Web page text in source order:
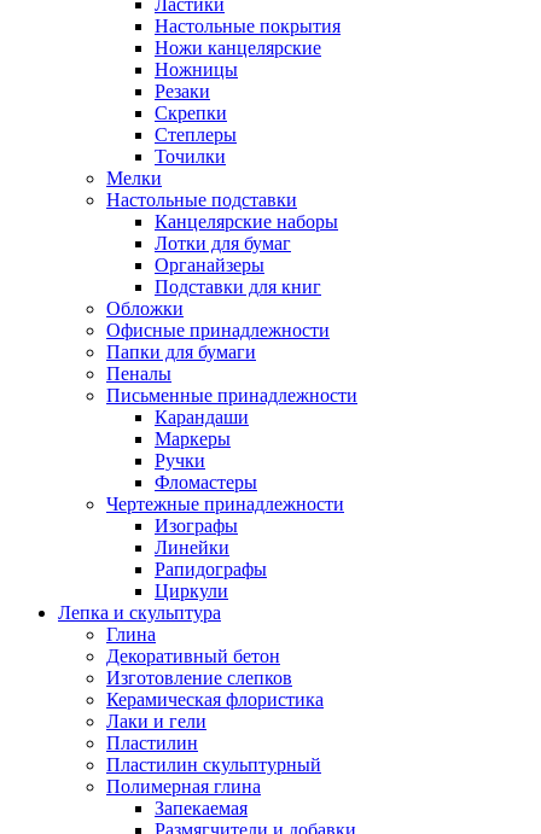
Ластики
Настольные покрытия
Ножи канцелярские
Ножницы
Резаки
Скрепки
Степлеры
Точилки
Мелки
Настольные подставки
Канцелярские наборы
Лотки для бумаг
Органайзеры
Подставки для книг
Обложки
Офисные принадлежности
Папки для бумаги
Пеналы
Письменные принадлежности
Карандаши
Маркеры
Ручки
Фломастеры
Чертежные принадлежности
Изографы
Линейки
Рапидографы
Циркули
Лепка и скульптура
Глина
Декоративный бетон
Изготовление слепков
Керамическая флористика
Лаки и гели
Пластилин
Пластилин скульптурный
Полимерная глина
Запекаемая
Размягчители и добавки